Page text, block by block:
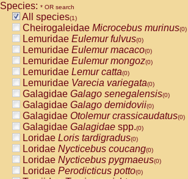
CebidaeCebus capucinus
CebidaeCebus nigrivittatus
CebidaeCebus spp.(0)
CebidaeSaimiri boliviensis(0)
CebidaeSaimiri sciureus(0)
AtelidaeAlouatta caraya(0)
AtelidaeAlouatta fusca(0)
AtelidaeAlouatta seniculus(0)
AtelidaeAlouattaspp.(0)
AtelidaeAteles belzebuth(0)
AtelidaeAteles geoffroyi(0)
AtelidaeAteles paniscus(0)
AtelidaeAtelesspp.(0)
AtelidaeLagothrix lagothricha(0)
AtelidaeLagothrix lagothricha cana
PitheciidaeCacajao calvus
Species: * OR search
All species(1)
Cheirogaleidae Microcebus murinus(0)
Lemuridae Eulemur fulvus(0)
Lemuridae Eulemur macaco(0)
Lemuridae Eulemur mongoz(0)
Lemuridae Lemur catta(0)
Lemuridae Varecia variegata(0)
Galagidae Galago senegalensis(0)
Galagidae Galago demidovii(0)
Galagidae Otolemur crassicaudatus(0)
Galagidae Galagidae spp.(0)
Loridae Loris tardigradus(0)
Loridae Nycticebus coucang(0)
Loridae Nycticebus pygmaeus(0)
Loridae Perodicticus potto(0)